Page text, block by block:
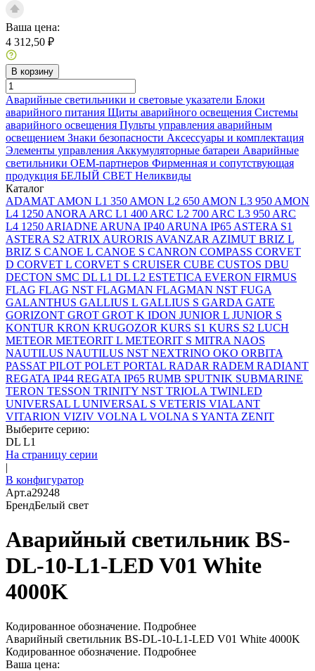
Ваша цена:
4 312,50 ₽
В корзину
Аварийные светильники и световые указатели Блоки
аварийного питания Щиты аварийного освещения Системы
аварийного освещения Пульты управления аварийным
освещением Знаки безопасности Аксессуары и комплектация
Элементы управления Аккумуляторные батареи Аварийные
светильники ОЕМ-партнеров Фирменная и сопутствующая
продукция БЕЛЫЙ СВЕТ Неликвиды
Каталог
ADAMAT AMON L1 350 AMON L2 650 AMON L3 950 AMON
L4 1250 ANORA ARC L1 400 ARC L2 700 ARC L3 950 ARC
L4 1250 ARIADNE ARUNA IP40 ARUNA IP65 ASTERA S1
ASTERA S2 ATRIX AURORIS AVANZAR AZIMUT BRIZ L
BRIZ S CANOE L CANOE S CANRON COMPASS CORVET
D CORVET L CORVET S CRUISER CUBE CUSTOS DBU
DECTON SMC DL L1 DL L2 ESTETICA EVERON FIRMUS
FLAG FLAG NST FLAGMAN FLAGMAN NST FUGA
GALANTHUS GALLIUS L GALLIUS S GARDA GATE
GORIZONT GROT GROT K IDON JUNIOR L JUNIOR S
KONTUR KRON KRUGOZOR KURS S1 KURS S2 LUCH
METEOR METEORIT L METEORIT S MITRA NAOS
NAUTILUS NAUTILUS NST NEXTRINO OKO ORBITA
PASSAT PILOT POLET PORTAL RADAR RADEM RADIANT
REGATA IP44 REGATA IP65 RUMB SPUTNIK SUBMARINE
TERON TESSON TRINITY NST TRIOLA TWINLED
UNIVERSAL L UNIVERSAL S VETERIS VIALANT
VITARION VIZIV VOLNA L VOLNA S YANTA ZENIT
Выберите серию:
DL L1
На страницу серии
|
В конфигуратор
Арт.a29248
БрендБелый свет
Аварийный светильник BS-
DL-10-L1-LED V01 White
4000K
Кодированное обозначение. Подробнее
Аварийный светильник BS-DL-10-L1-LED V01 White 4000K
Кодированное обозначение. Подробнее
Ваша цена: